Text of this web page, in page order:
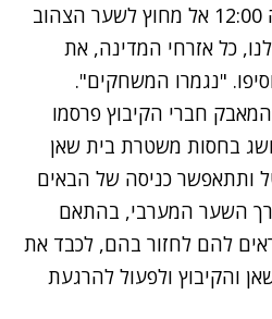
ישראל להגיע היום בשעה 12:00 אל מחוץ לשער הצהוב
כל אזרחי המדינה, את
"נגמרו המשחקים".
חברי הקיבוץ פרסמו
בחסות משטרת בית שאן
ותתאפשר כניסה של הבאים
השער המערבי, בהתאם
להם לחזור בהם, לכבד את
והקיבוץ ולפעול להרגעת